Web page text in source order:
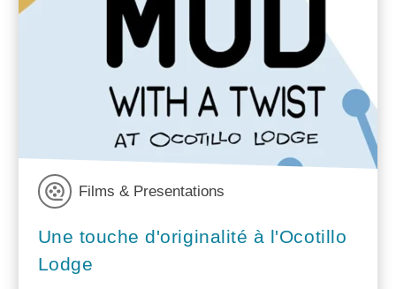
Films & Presentations
Une touche d'originalité à l'Ocotillo
Lodge